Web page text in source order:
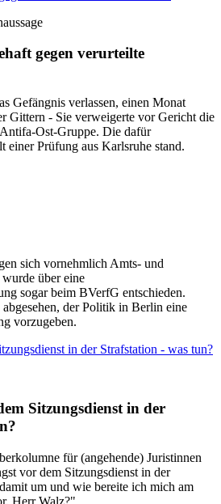
gegen verurteilte
Gefängnis verlassen, einen Monat
Gittern - Sie verweigerte vor Gericht die
Ost-Gruppe. Die dafür
einer Prüfung aus Karlsruhe stand.
sich vornehmlich Amts- und
über eine
sogar beim BVerfG entschieden.
der Politik in Berlin eine
vorzugeben.
in der Strafstation - was tun?
Sitzungsdienst in der
für (angehende) Juristinnen
vor dem Sitzungsdienst in der
um und wie bereite ich mich am
Herr Walz?"